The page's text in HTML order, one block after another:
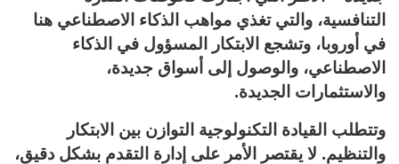
التنافسية، والتي تغذي مواهب الذكاء الاصطناعي هنا
في أوروبا، وتشجع الابتكار المسؤول في الذكاء
الاصطناعي، والوصول إلى أسواق جديدة،
والاستثمارات الجديدة.
وتتطلب القيادة التكنولوجية التوازن بين الابتكار
والتنظيم. لا يقتصر الأمر على إدارة التقدم بشكل دقيق،